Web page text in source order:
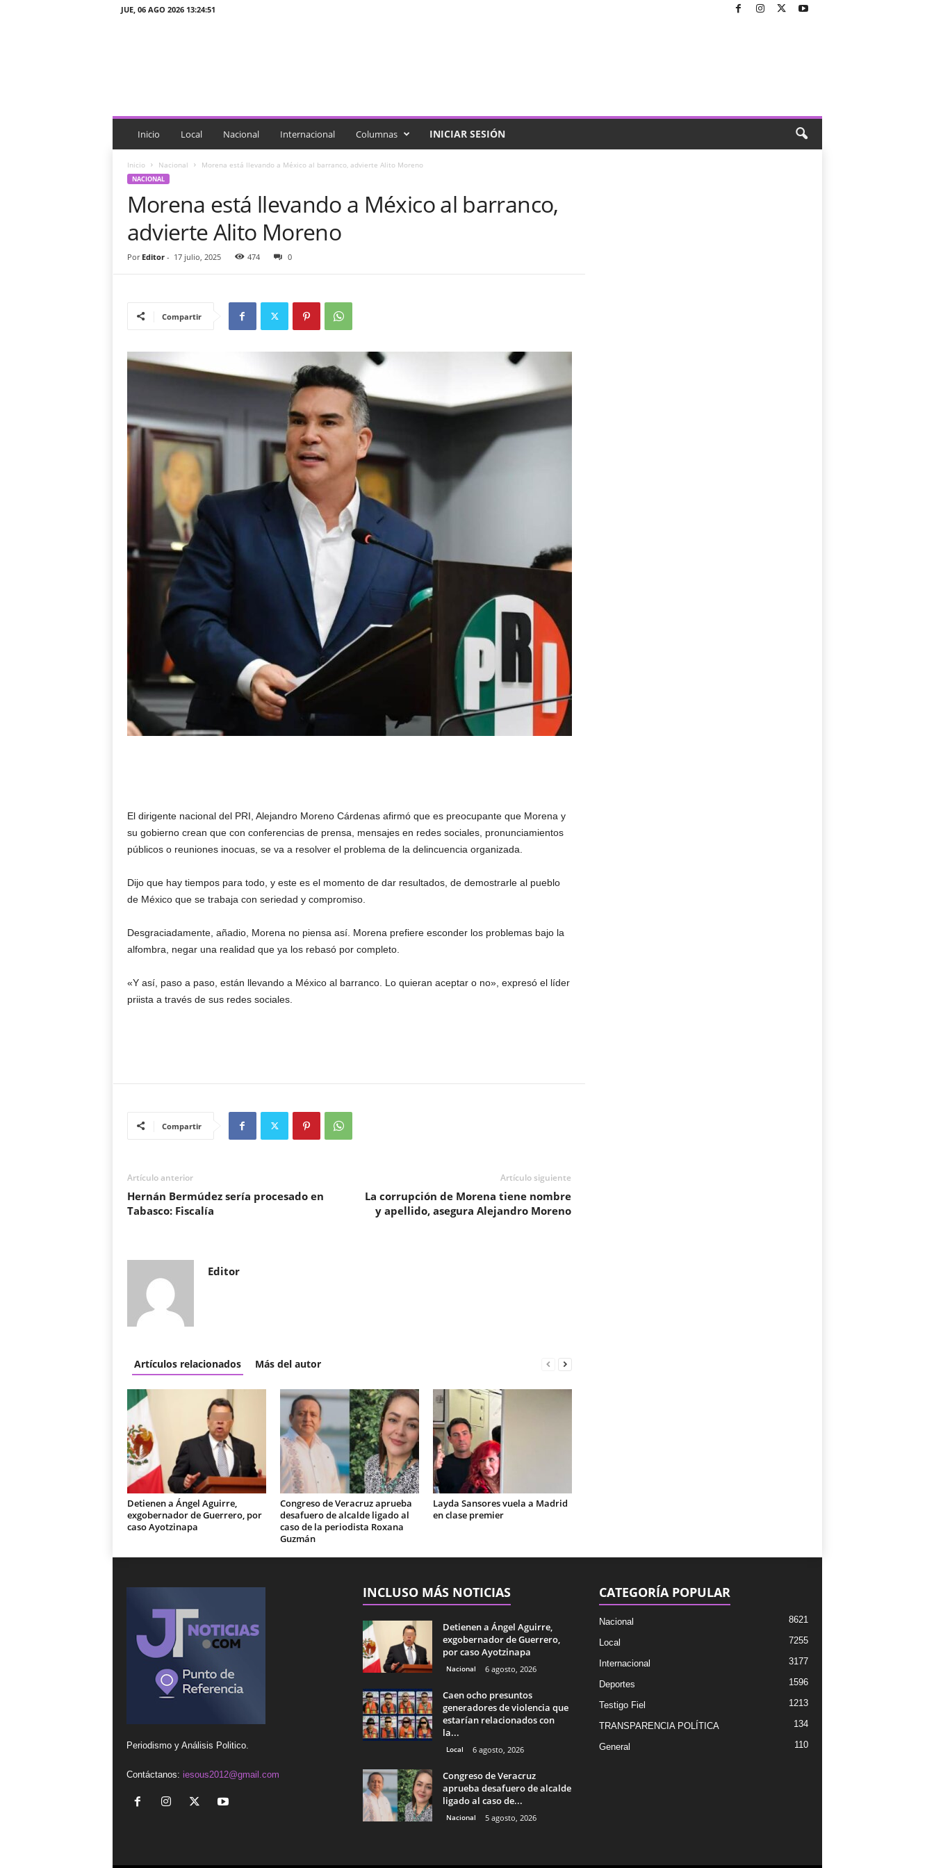
JUE, 06 AGO 2026 13:24:51
c
a
Inicio Local Nacional Internacional Columnas INICIAR SESIÓN
Inicio Nacional Morena está llevando a México al barranco, advierte Alito Moreno
NACIONAL
Morena está llevando a México al barranco,
advierte Alito Moreno
Por Editor- 17 julio, 2025 474 0
Compartir
El dirigente nacional del PRI, Alejandro Moreno Cárdenas afirmó que es preocupante que Morena y
su gobierno crean que con conferencias de prensa, mensajes en redes sociales, pronunciamientos
públicos o reuniones inocuas, se va a resolver el problema de la delincuencia organizada.
Dijo que hay tiempos para todo, y este es el momento de dar resultados, de demostrarle al pueblo
de México que se trabaja con seriedad y compromiso.
Desgraciadamente, añadio, Morena no piensa así. Morena prefiere esconder los problemas bajo la
alfombra, negar una realidad que ya los rebasó por completo.
«Y así, paso a paso, están llevando a México al barranco. Lo quieran aceptar o no», expresó el líder
priista a través de sus redes sociales.
Compartir
Artículo anterior
Hernán Bermúdez sería procesado en
Tabasco: Fiscalía
Artículo siguiente
La corrupción de Morena tiene nombre
y apellido, asegura Alejandro Moreno
Editor
Artículos relacionados Más del autor
Detienen a Ángel Aguirre,
exgobernador de Guerrero, por
caso Ayotzinapa
Congreso de Veracruz aprueba
desafuero de alcalde ligado al
caso de la periodista Roxana
Guzmán
Layda Sansores vuela a Madrid
en clase premier
Periodismo y Análisis Politico.
Contáctanos: iesous2012@gmail.com
INCLUSO MÁS NOTICIAS
Detienen a Ángel Aguirre,
exgobernador de Guerrero,
por caso Ayotzinapa
Nacional 6 agosto, 2026
Caen ocho presuntos
generadores de violencia que
estarían relacionados con
la...
Local 6 agosto, 2026
Congreso de Veracruz
aprueba desafuero de alcalde
ligado al caso de...
Nacional 5 agosto, 2026
CATEGORÍA POPULAR
Nacional 8621
Local 7255
Internacional 3177
Deportes 1596
Testigo Fiel 1213
TRANSPARENCIA POLÍTICA 134
General 110